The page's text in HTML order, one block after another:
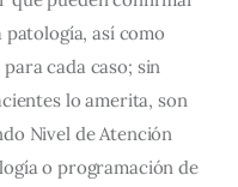
así como
cada caso; sin
lo amerita, son
Nivel de Atención
o programación de